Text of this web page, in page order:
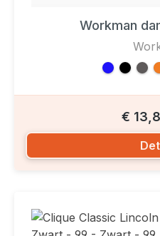
Workman
€